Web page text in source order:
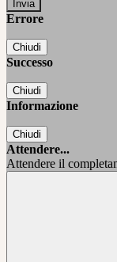
Errore
Chiudi
Successo
Chiudi
Informazione
Chiudi
Attendere...
Attendere il